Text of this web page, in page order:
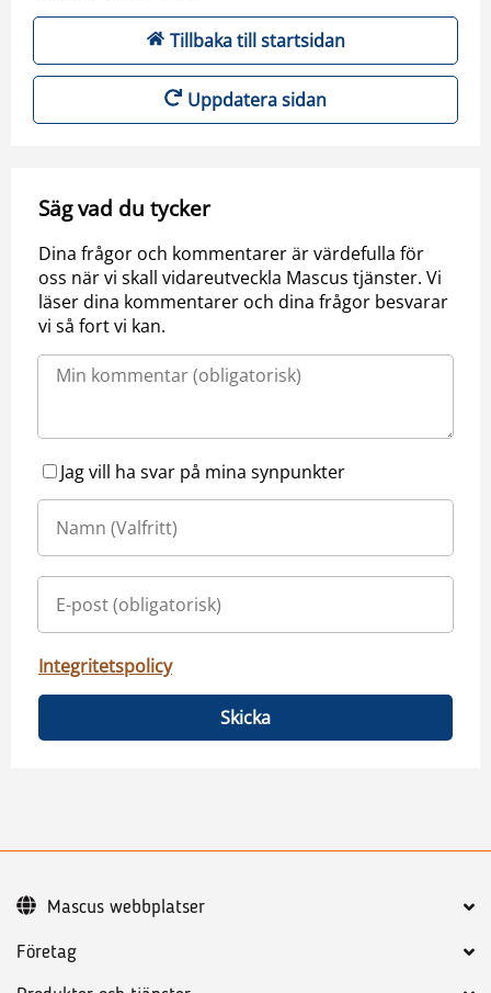
Tillbaka till startsidan
Uppdatera sidan
Säg vad du tycker
Dina frågor och kommentarer är värdefulla för
oss när vi skall vidareutveckla Mascus tjänster. Vi
läser dina kommentarer och dina frågor besvarar
vi så fort vi kan.
Jag vill ha svar på mina synpunkter
Integritetspolicy
Skicka
Företag
Mascus webbplatser